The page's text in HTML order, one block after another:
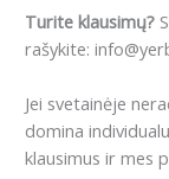
Turite klausimų?
rašykite:
Jei svetainėje
domina
klausimus ir mes